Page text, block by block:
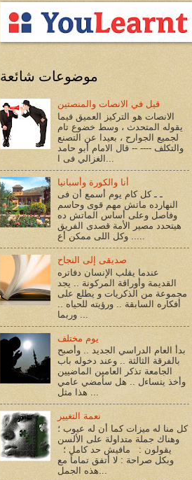
موضوعات شائعة
قيل في الانصات والمنصتين
الانصات هو التركيز العميق فيما
يقوله المتحدث ، وسط خضوع تام
لجميع الجوارح ، بعيدا عن التصنع
والتكلف ---- -- قال الامام أبو حامد
أنا والكورة وأسبانيا
ـ ـ كل كام يوم أسمع أن فى
النهارده ماتش مهم قوى وحاسم
وفاصل وعلى أساس الماتش ده
هيتحدد مصير الأمة قصدى الفريق
.. وكل اللى ممكن أع...
صديقى إلى النجاح
عندما يقلب الإنسان دفاتره
القديمة وأوراقة المركونة .. يجد
مجموعة من الذكريات و يطلع على
أفكاره السابقة .. ورؤيته للحياه ..
يوم مختلف
بدأ العام الدراسي الجديد .. وأصبح
بالفرقة الثالثة .. وعند دخوله باب
الجامعة تذكر العامين الماضيين
وأخذ يتساءل .. هل سأمضي عامي
هذا مثل ...
نعمة التغيير
كل منا له ميزات كما أن له عيوب ؛
وهناك جملة متداولة على الألسن
يقولون : مافيش حد كامل ؛
وبكل صراحة : لا أتفق تماماً مع